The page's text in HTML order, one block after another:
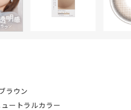
ラウン
ートラルカラー